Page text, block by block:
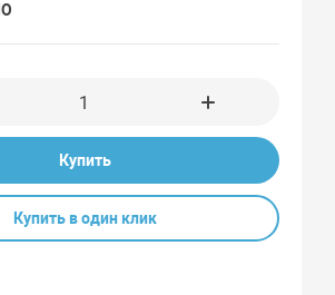
Купить
Купить в один клик